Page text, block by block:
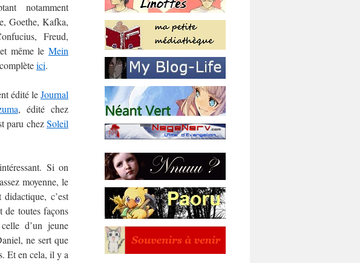
notamment
Goethe, Kafka,
Freud,
même le Mein
ici.
édité leJournal
, édité chez
paru chezSoleil
Si on
moyenne, le
c’est
de toutes façons
d’un jeune
ne sert que
Et en cela, il y a